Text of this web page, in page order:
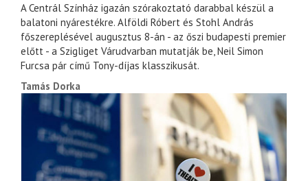
A Centrál Színház igazán szórakoztató darabbal készül a
balatoni nyárestékre. Alföldi Róbert és Stohl András
főszereplésével augusztus 8-án - az őszi budapesti premier
előtt - a Szigliget Várudvarban mutatják be, Neil Simon
Furcsa pár című Tony-díjas klasszikusát.
Tamás Dorka